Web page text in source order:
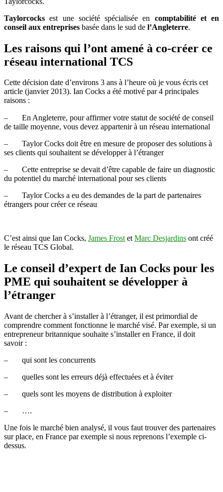
Taylorcocks est une société spécialisée en comptabilité et en
conseil aux entreprises basée dans le sud de l’Angleterre.
Les raisons qui l’ont amené à co-créer ce
réseau international TCS
Cette décision date d’environs 3 ans à l’heure où je vous écris cet
article (janvier 2013). Ian Cocks a été motivé par 4 principales
raisons :
– En Angleterre, pour affirmer votre statut de société de conseil
de taille moyenne, vous devez appartenir à un réseau international
– Taylor Cocks doit être en mesure de proposer des solutions à
ses clients qui souhaitent se développer à l’étranger
– Cette entreprise se devait d’être capable de faire un diagnostic
du potentiel du marché international pour ses clients
– Taylor Cocks a eu des demandes de la part de partenaires
étrangers pour créer ce réseau
C’est ainsi que Ian Cocks, James FrostetMarc Desjardins ont créé
le réseau TCS Global.
Le conseil d’expert de Ian Cocks pour les
PME qui souhaitent se développer à
l’étranger
Avant de chercher à s’installer à l’étranger, il est primordial de
comprendre comment fonctionne le marché visé. Par exemple, si un
entrepreneur britannique souhaite s’installer en France, il doit
savoir :
– qui sont les concurrents
– quelles sont les erreurs déjà effectuées et à éviter
– quels sont les moyens de distribution à exploiter
– ….
Une fois le marché bien analysé, il vous faut trouver des partenaires
sur place, en France par exemple si nous reprenons l’exemple ci-
dessus.